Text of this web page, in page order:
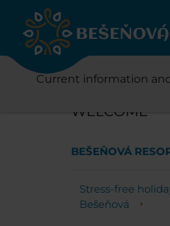
WELCOME
BEŠEŇOVÁ
Stress-free
Bešeňová
Current information